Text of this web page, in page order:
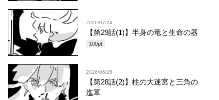
2026/07/24
【第29話(1)】半身の竜と生命の器
100pt
2026/06/25
【第28話(2)】柱の大迷宮と三角の
進軍